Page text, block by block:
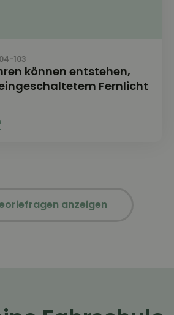
103
können entstehen,
Fernlicht
anzeigen